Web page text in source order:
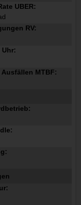
UBER:
RV:
MTBF: